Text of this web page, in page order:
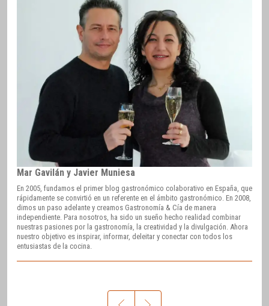
Mar Gavilán y Javier Muniesa
En 2005, fundamos el primer blog gastronómico colaborativo en España, que
rápidamente se convirtió en un referente en el ámbito gastronómico. En 2008,
dimos un paso adelante y creamos Gastronomía & Cía de manera
independiente. Para nosotros, ha sido un sueño hecho realidad combinar
nuestras pasiones por la gastronomía, la creatividad y la divulgación. Ahora
nuestro objetivo es inspirar, informar, deleitar y conectar con todos los
entusiastas de la cocina.